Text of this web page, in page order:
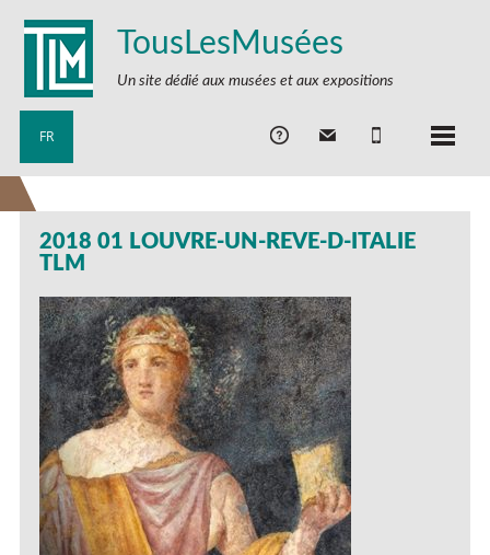
TousLesMusées
Un site dédié aux musées et aux expositions
FR
2018 01 LOUVRE-UN-REVE-D-ITALIE
TLM